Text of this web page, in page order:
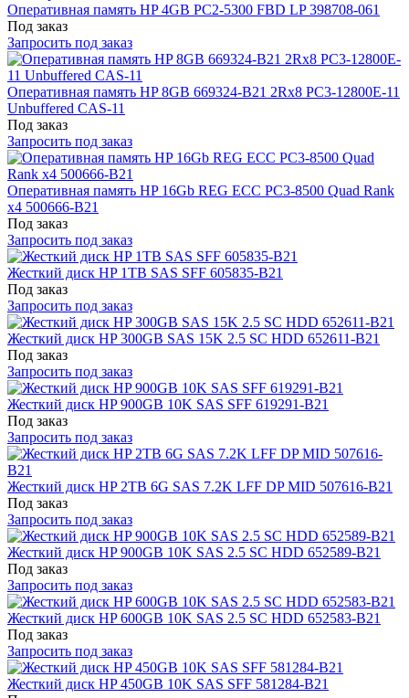
Оперативная память HP 4GB PC2-5300 FBD LP 398708-061
Под заказ
Запросить под заказ
Оперативная память HP 8GB 669324-B21 2Rx8 PC3-12800E-11
Unbuffered CAS-11
Под заказ
Запросить под заказ
Оперативная память HP 16Gb REG ECC PC3-8500 Quad Rank
x4 500666-B21
Под заказ
Запросить под заказ
Жесткий диск HP 1TB SAS SFF 605835-B21
Под заказ
Запросить под заказ
Жесткий диск HP 300GB SAS 15K 2.5 SC HDD 652611-B21
Под заказ
Запросить под заказ
Жесткий диск HP 900GB 10K SAS SFF 619291-B21
Под заказ
Запросить под заказ
Жесткий диск HP 2TB 6G SAS 7.2K LFF DP MID 507616-B21
Под заказ
Запросить под заказ
Жесткий диск HP 900GB 10K SAS 2.5 SC HDD 652589-B21
Под заказ
Запросить под заказ
Жесткий диск HP 600GB 10K SAS 2.5 SC HDD 652583-B21
Под заказ
Запросить под заказ
Жесткий диск HP 450GB 10K SAS SFF 581284-B21